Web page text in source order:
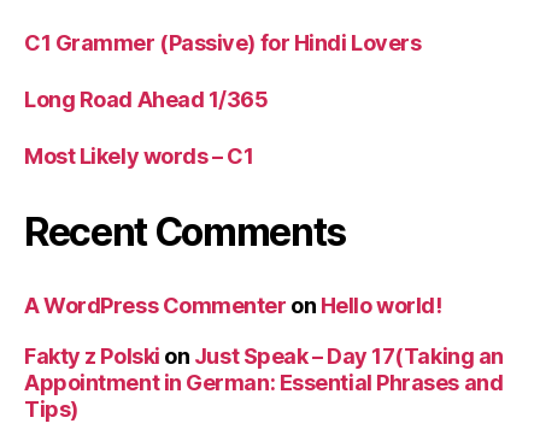
C1 Grammer (Passive) for Hindi Lovers
Long Road Ahead 1/365
Most Likely words – C1
Recent Comments
A WordPress Commenter on Hello world!
Fakty z Polski on Just Speak – Day 17(Taking an
Appointment in German: Essential Phrases and
Tips)